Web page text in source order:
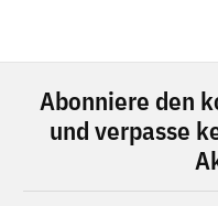
Abonniere den
und verpasse